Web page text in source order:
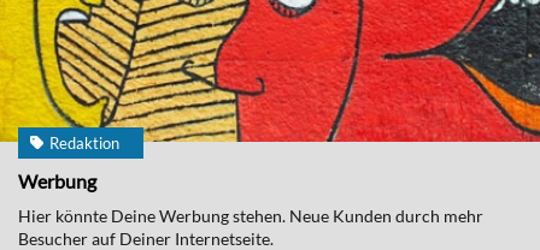
Redaktion
Werbung
Hier könnte Deine Werbung stehen. Neue Kunden durch mehr
Besucher auf Deiner Internetseite.